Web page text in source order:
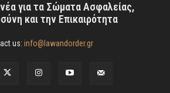
νέα για τα Σώματα Ασφαλείας,
και την Επικαιρότητα
us: info@lawandorder.gr